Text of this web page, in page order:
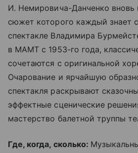
И. Немировича-Данченко вновь
сюжет которого каждый знает
спектакле Владимира
в МАМТ с 1953-го года,
сочетаются с оригинальной
Очарование и ярчайшую
спектакля раскрывают
эффектные сценические
мастерство балетной труппы
Где, когда, сколько: